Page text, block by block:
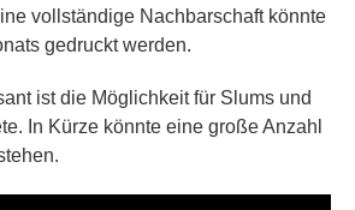
vollständige Nachbarschaft könnte
gedruckt werden.
ist die Möglichkeit für Slums und
In Kürze könnte eine große Anzahl